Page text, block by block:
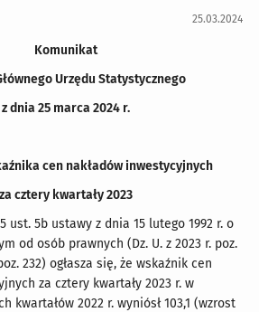
25.03.2024
Komunikat
Urzędu Statystycznego
z dnia 25 marca 2024 r.
cen nakładów inwestycyjnych
za cztery kwartały 2023
ust. 5b ustawy z dnia 15 lutego 1992 r. o
od osób prawnych (Dz. U. z 2023 r. poz.
232) ogłasza się, że wskaźnik cen
za cztery kwartały 2023 r. w
kwartałów 2022 r. wyniósł 103,1 (wzrost